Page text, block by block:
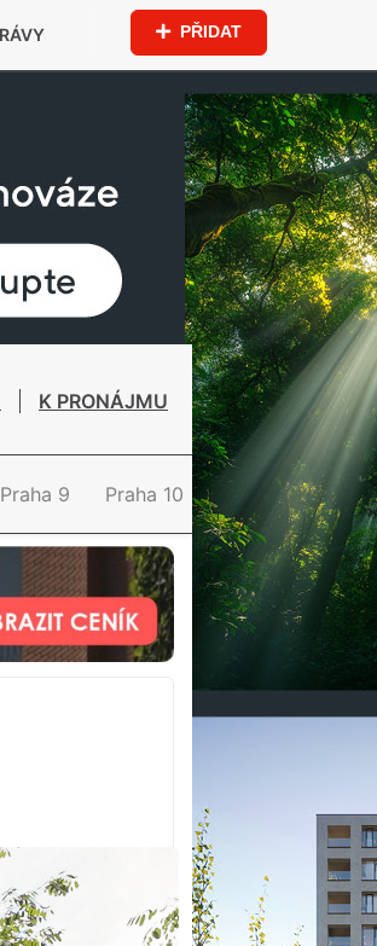
PŘIDAT
K PRONÁJMU
Praha 9 Praha 10